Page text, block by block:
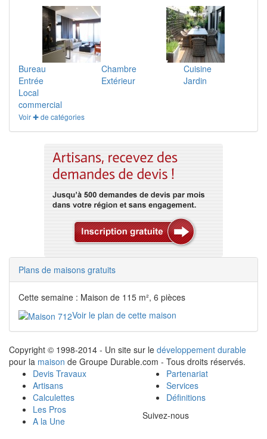
Bureau Chambre
Cuisine
Entrée
Extérieur
Jardin
Local
commercial
Voir ✚ de catégories
Plans de maisons gratuits
Cette semaine : Maison de 115 m², 6 pièces
Voir le plan de cette maison
Copyright © 1998-2014 - Un site sur le développement durable
pour la maison de Groupe Durable.com - Tous droits réservés.
Devis Travaux
Artisans
Calculettes
Les Pros
A la Une
Partenariat
Services
Définitions
Suivez-nous